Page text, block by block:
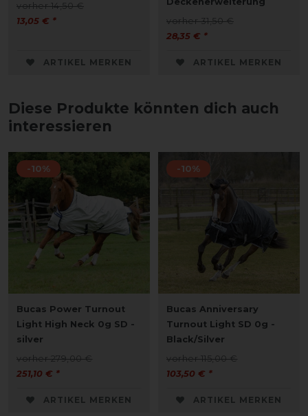
vorher 14,50 €
13,05 € *
ARTIKEL MERKEN
vorher 31,50 €
28,35 € *
ARTIKEL MERKEN
Diese Produkte könnten dich auch
interessieren
-10%
Bucas Power Turnout
Light High Neck 0g SD -
silver
vorher 279,00 €
251,10 € *
ARTIKEL MERKEN
-10%
Bucas Anniversary
Turnout Light SD 0g -
Black/Silver
vorher 115,00 €
103,50 € *
ARTIKEL MERKEN